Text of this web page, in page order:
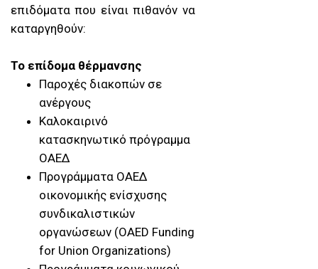
επιδόματα που είναι πιθανόν να
καταργηθούν:
Το επίδομα θέρμανσης
Παροχές διακοπών σε
ανέργους
Καλοκαιρινό
κατασκηνωτικό πρόγραμμα
ΟΑΕΔ
Προγράμματα ΟΑΕΔ
οικονομικής ενίσχυσης
συνδικαλιστικών
οργανώσεων (OAED Funding
for Union Organizations)